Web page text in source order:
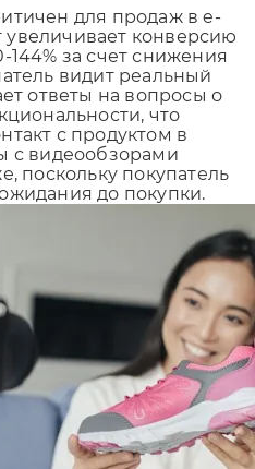
для продаж в e-
конверсию
за счет снижения
видит реальный
ответы на вопросы о
что
с продуктом в
с видеообзорами
поскольку покупатель
до покупки.